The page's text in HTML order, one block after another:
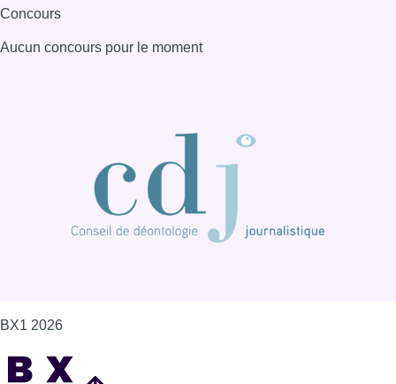
Concours
Aucun concours pour le moment
BX1 2026